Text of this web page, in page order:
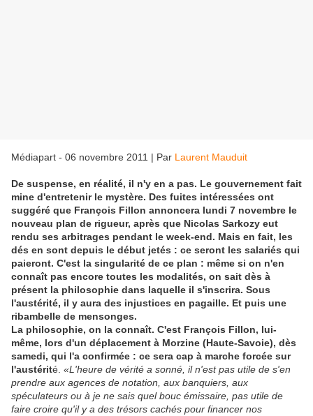
Médiapart - 06 novembre 2011 | Par Laurent Mauduit
De suspense, en réalité, il n'y en a pas. Le gouvernement fait
mine d'entretenir le mystère. Des fuites intéressées ont
suggéré que François Fillon annoncera lundi 7 novembre le
nouveau plan de rigueur, après que Nicolas Sarkozy eut
rendu ses arbitrages pendant le week-end. Mais en fait, les
dés en sont depuis le début jetés : ce seront les salariés qui
paieront. C'est la singularité de ce plan : même si on n'en
connaît pas encore toutes les modalités, on sait dès à
présent la philosophie dans laquelle il s'inscrira. Sous
l'austérité, il y aura des injustices en pagaille. Et puis une
ribambelle de mensonges.
La philosophie, on la connaît. C'est François Fillon, lui-
même, lors d'un déplacement à Morzine (Haute-Savoie), dès
samedi, qui l'a confirmée : ce sera cap à marche forcée sur
l'austérité. «L'heure de vérité a sonné, il n'est pas utile de s'en
prendre aux agences de notation, aux banquiers, aux
spéculateurs ou à je ne sais quel bouc émissaire, pas utile de
faire croire qu'il y a des trésors cachés pour financer nos